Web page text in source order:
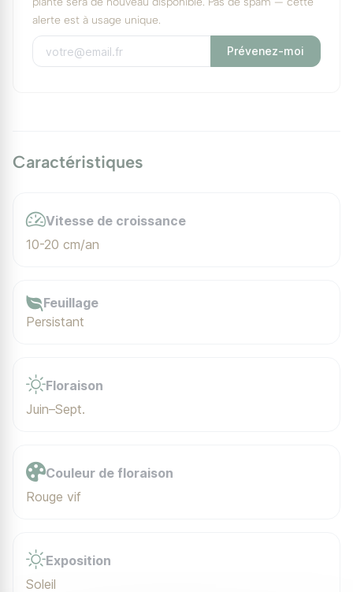
alerte est à usage unique.
Prévenez-moi
Caractéristiques
Vitesse de croissance
10-20 cm/an
Feuillage
Persistant
Floraison
Juin–Sept.
Couleur de floraison
Rouge vif
Exposition
Soleil